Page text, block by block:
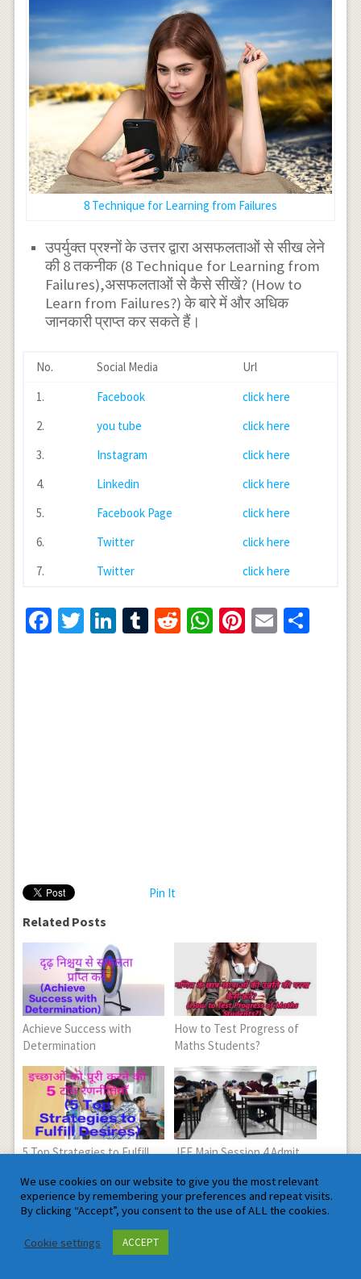
8 Technique for Learning from Failures
उपर्युक्त प्रश्नों के उत्तर द्वारा असफलताओं से सीख लेने
की 8 तकनीक (8 Technique for Learning from
Failures),असफलताओं से कैसे सीखें? (How to
Learn from Failures?) के बारे में और अधिक
जानकारी प्राप्त कर सकते हैं।
No. Social Media
Url
1.
Facebook
click here
2.
you tube
click here
3.
Instagram
click here
4.
Linkedin
click here
5.
Facebook Page
click here
6.
Twitter
click here
7.
Twitter click here
Facebook
Twitter
LinkedIn
Tumblr
RedditWhatsApp
Pinterest
Email
Pin It
Related Posts
Achieve Success with
Determination
How to Test Progress of
Maths Students?
5 Top Strategies to Fulfill
JEE Main Session 4 Admit
We use cookies on our website to give you the most relevant
experience by remembering your preferences and repeat visits.
By clicking “Accept”, you consent to the use of ALL the cookies.
Cookie settings ACCEPT